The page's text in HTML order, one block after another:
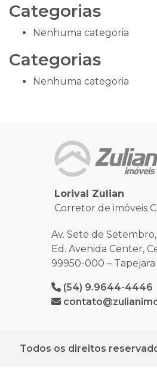
Categorias
Nenhuma categoria
Categorias
Nenhuma categoria
Lorival Zulian
Corretor de imóveis
Av. Sete de
Ed. Avenida Center,
99950-000 – Tapejara
(54) 9.9644-4446
Todos os direitos